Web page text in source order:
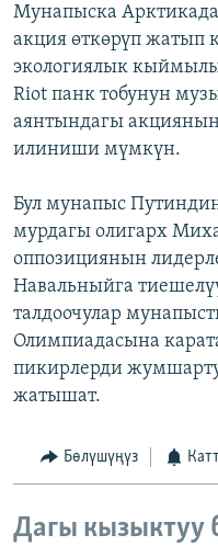
ЭЕ/АРнун бардык
Мунапыска
акция өткөрүп жатып
экологиялык
Riot панк тобунун
аянтындагы
илиниши мүмкүн.
Бул мунапыс
мурдагы олигарх
оппозициянын
Навальныйга
талдоочулар
Олимпиадасына
пикирлерди
жатышат.
Бөлүшүңүз
Дагы кызыктуу